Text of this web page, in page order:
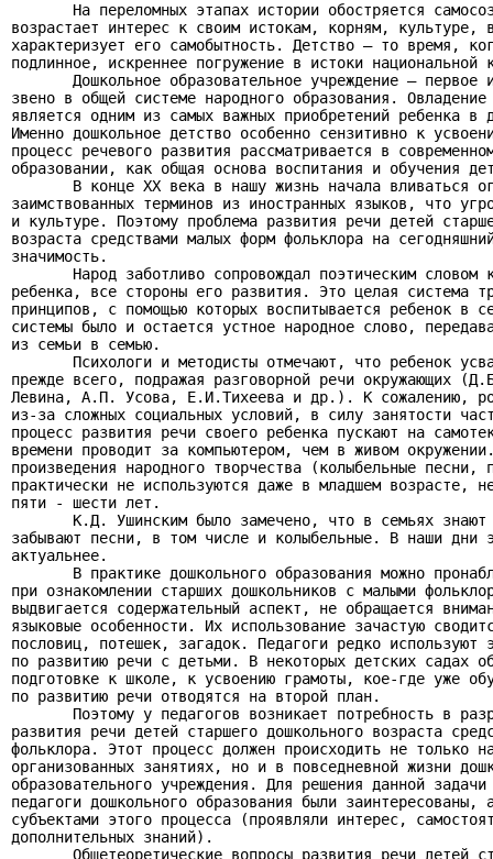
На переломных этапах истории обостряется
возрастает интерес к своим истокам, корням, культуре,
характеризует его самобытность. Детство – то время,
подлинное, искреннее погружение в истоки национальной
Дошкольное образовательное учреждение – первое
звено в общей системе народного образования. Овладение
является одним из самых важных приобретений ребенка в
Именно дошкольное детство особенно сензитивно к
процесс речевого развития рассматривается в
образовании, как общая основа воспитания и обучения
В конце ХХ века в нашу жизнь начала вливаться
заимствованных терминов из иностранных языков, что
и культуре. Поэтому проблема развития речи детей
возраста средствами малых форм фольклора на
значимость.
Народ заботливо сопровождал поэтическим словом
ребенка, все стороны его развития. Это целая система
принципов, с помощью которых воспитывается ребенок в
системы было и остается устное народное слово,
из семьи в семью.
Психологи и методисты отмечают, что ребенок
прежде всего, подражая разговорной речи окружающих
Левина, А.П. Усова, Е.И.Тихеева и др.). К сожалению,
из-за сложных социальных условий, в силу занятости
процесс развития речи своего ребенка пускают на
времени проводит за компьютером, чем в живом
произведения народного творчества (колыбельные песни,
практически не используются даже в младшем возрасте,
пяти - шести лет.
К.Д. Ушинским было замечено, что в семьях
забывают песни, в том числе и колыбельные. В наши дни
актуальнее.
В практике дошкольного образования можно
при ознакомлении старших дошкольников с малыми
выдвигается содержательный аспект, не обращается
языковые особенности. Их использование зачастую
пословиц, потешек, загадок. Педагоги редко используют
по развитию речи с детьми. В некоторых детских садах
подготовке к школе, к усвоению грамоты, кое-где уже
по развитию речи отводятся на второй план.
Поэтому у педагогов возникает потребность в
развития речи детей старшего дошкольного возраста
фольклора. Этот процесс должен происходить не только
организованных занятиях, но и в повседневной жизни
образовательного учреждения. Для решения данной
педагоги дошкольного образования были заинтересованы,
субъектами этого процесса (проявляли интерес,
дополнительных знаний).
Общетеоретические вопросы развития речи детей